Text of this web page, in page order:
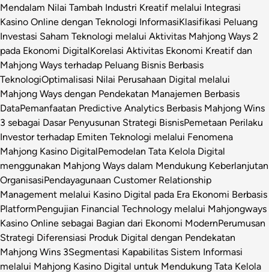
Mendalam Nilai Tambah Industri Kreatif melalui Integrasi
Kasino Online dengan Teknologi InformasiKlasifikasi Peluang
Investasi Saham Teknologi melalui Aktivitas Mahjong Ways 2
pada Ekonomi DigitalKorelasi Aktivitas Ekonomi Kreatif dan
Mahjong Ways terhadap Peluang Bisnis Berbasis
TeknologiOptimalisasi Nilai Perusahaan Digital melalui
Mahjong Ways dengan Pendekatan Manajemen Berbasis
DataPemanfaatan Predictive Analytics Berbasis Mahjong Wins
3 sebagai Dasar Penyusunan Strategi BisnisPemetaan Perilaku
Investor terhadap Emiten Teknologi melalui Fenomena
Mahjong Kasino DigitalPemodelan Tata Kelola Digital
menggunakan Mahjong Ways dalam Mendukung Keberlanjutan
OrganisasiPendayagunaan Customer Relationship
Management melalui Kasino Digital pada Era Ekonomi Berbasis
PlatformPengujian Financial Technology melalui Mahjongways
Kasino Online sebagai Bagian dari Ekonomi ModernPerumusan
Strategi Diferensiasi Produk Digital dengan Pendekatan
Mahjong Wins 3Segmentasi Kapabilitas Sistem Informasi
melalui Mahjong Kasino Digital untuk Mendukung Tata Kelola